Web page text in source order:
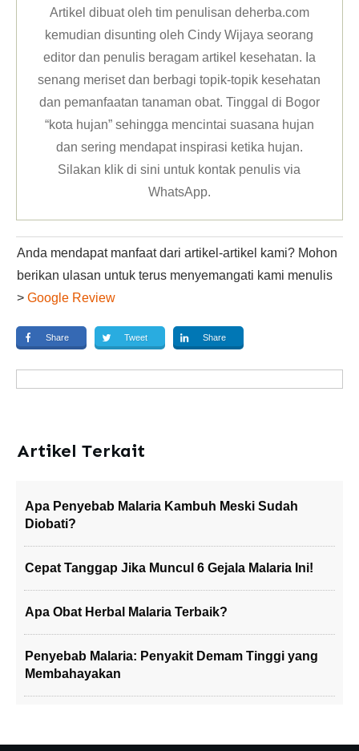
Artikel dibuat oleh tim penulisan deherba.com
kemudian disunting oleh Cindy Wijaya seorang
editor dan penulis beragam artikel kesehatan. Ia
senang meriset dan berbagi topik-topik kesehatan
dan pemanfaatan tanaman obat. Tinggal di Bogor
“kota hujan” sehingga mencintai suasana hujan
dan sering mendapat inspirasi ketika hujan.
Silakan klikdi sini untuk kontak penulis via
WhatsApp.
Anda mendapat manfaat dari artikel-artikel kami? Mohon
berikan ulasan untuk terus menyemangati kami menulis
> Google Review
Share Tweet Share
Artikel Terkait
Apa Penyebab Malaria Kambuh Meski Sudah
Diobati?
Cepat Tanggap Jika Muncul 6 Gejala Malaria Ini!
Apa Obat Herbal Malaria Terbaik?
Penyebab Malaria: Penyakit Demam Tinggi yang
Membahayakan